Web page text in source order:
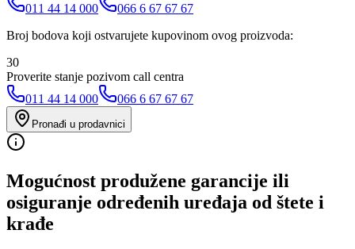
011 44 14 000
066 6 67 67 67
Broj bodova koji ostvarujete kupovinom ovog proizvoda:
30
Proverite stanje pozivom call centra
011 44 14 000
066 6 67 67 67
Pronađi u prodavnici
Mogućnost produžene garancije ili
osiguranje određenih uređaja od štete i
krađe